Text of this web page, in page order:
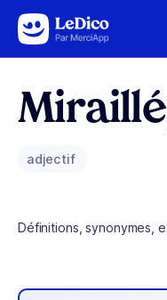
Aller au contenu
adjectif
Définitions, synonymes,